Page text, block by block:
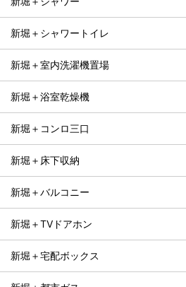
新堀＋シャワートイレ
新堀＋室内洗濯機置場
新堀＋浴室乾燥機
新堀＋コンロ三口
新堀＋床下収納
新堀＋バルコニー
新堀＋TVドアホン
新堀＋宅配ボックス